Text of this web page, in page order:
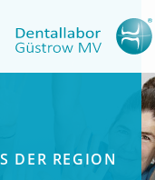
DER REGION